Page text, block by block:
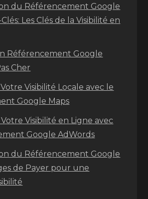
du Référencement Google
Les Clés de la Visibilité en
Référencement Google
Cher
Visibilité Locale avec le
Google Maps
Visibilité en Ligne avec
Google AdWords
du Référencement Google
de Payer pour une